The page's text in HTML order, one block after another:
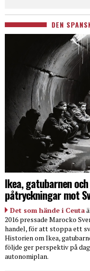
DEN
Ikea, gatubarnen
påtryckningar mot
Det som hände i Ceuta
2016 pressade Marocko
handel, för att stoppa ett
Historien om Ikea,
följde ger perspektiv på
autonomiplan.